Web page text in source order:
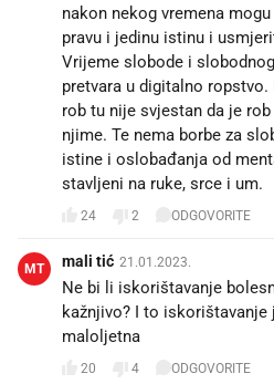
nakon nekog vremena
pravu i jedinu istinu i
Vrijeme slobode i
pretvara u digitalno
rob tu nije svjestan da je
njime. Te nema borbe za
istine i oslobađanja od
stavljeni na ruke, srce i um.
24 2 ODGOVORITE
MT mali tić 21.01.2023.
Ne bi li iskorištavanje
kažnjivo? I to
maloljetna
20 4 ODGOVORITE